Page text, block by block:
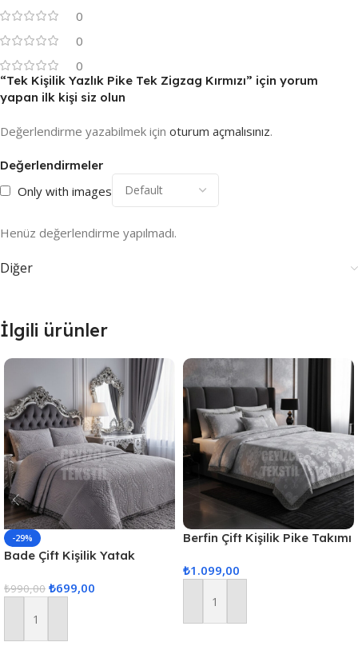
0
0
0
Değerlendirmeler
Only with images
Henüz değerlendirme yapılmadı.
“Tek Kişilik Yazlık Pike Tek Zigzag Kırmızı” için yorum
yapan ilk kişi siz olun
Değerlendirme yazabilmek için oturum açmalısınız.
Diğer
İlgili ürünler
-29%
Bade Çift Kişilik Yatak
₺990,00 ₺699,00
Sepete Ekle
Berfin Çift Kişilik Pike Takımı
₺1.099,00
Sepete Ekle